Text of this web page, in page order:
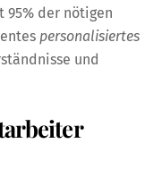
95% der nötigen
personalisiertes
und